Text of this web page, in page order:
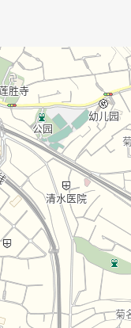
・・・・・
以及设施的向导
(月的偿还例)，